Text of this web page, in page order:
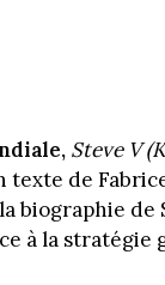
Steve V
de
biographie de
à la